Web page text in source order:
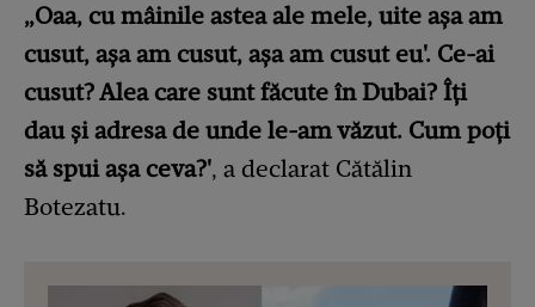
„Oaa, cu mâinile astea ale mele, uite așa am
cusut, așa am cusut, așa am cusut eu'. Ce-ai
cusut? Alea care sunt făcute în Dubai? Îți
dau și adresa de unde le-am văzut. Cum poți
să spui așa ceva?', a declarat Cătălin
Botezatu.